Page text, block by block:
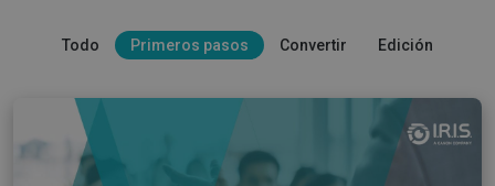
Todo Primeros pasos Convertir Edición